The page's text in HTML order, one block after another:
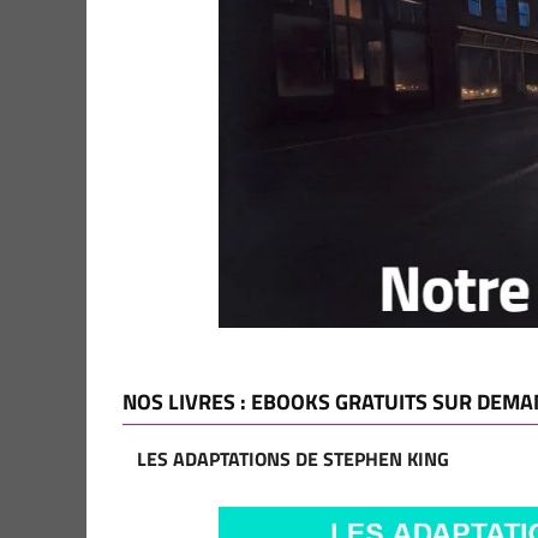
NOS LIVRES : EBOOKS GRATUITS SUR
LES ADAPTATIONS DE STEPHEN KING